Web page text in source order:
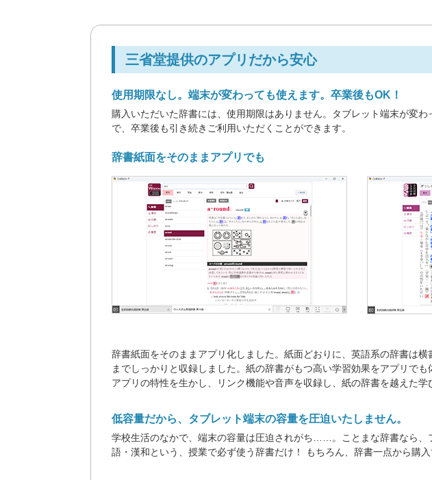
三省堂提供のアプリだから安心
使用期限なし。端末が変わっても使えます。卒業後もOK！
購入いただいた辞書には、使用期限はありません。タブレット端末が変
で、卒業後も引き続きご利用いただくことができます。
辞書紙面をそのままアプリでも
辞書紙面をそのままアプリ化しました。紙面どおりに、英語系の辞書は
までしっかりと収録しました。紙の辞書がもつ高い学習効果をアプリでも
アプリの特性を生かし、リンク機能や音声を収録し、紙の辞書を越えた学
低容量だから、タブレット端末の容量を圧迫いたしません。
学校生活のなかで、端末の容量は圧迫されがち……。ことまな辞書なら、
語・漢和という、授業で必ず使う辞書だけ！ もちろん、辞書一点から購入